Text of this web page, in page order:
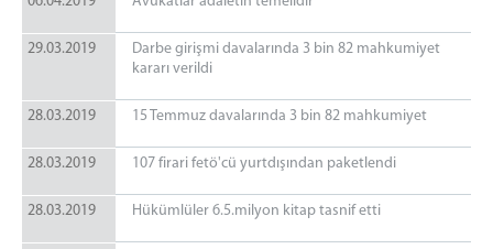
29.03.2019
Darbe girişmi davalarında 3 bin 82 mahkumiyet
kararı verildi
28.03.2019 15 Temmuz davalarında 3 bin 82 mahkumiyet
28.03.2019 107 firari fetö'cü yurtdışından paketlendi
28.03.2019 Hükümlüler 6.5.milyon kitap tasnif etti